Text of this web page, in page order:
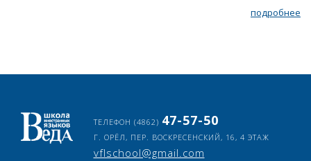
подробнее
ТЕЛЕФОН (4862) 47-57-50
Г. ОРЁЛ, ПЕР. ВОСКРЕСЕНСКИЙ, 16, 4 ЭТАЖ
vflschool@gmail.com